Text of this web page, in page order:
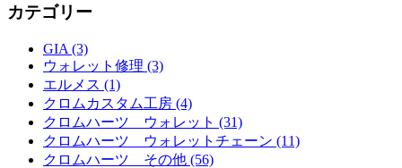
カテゴリー
GIA (3)
ウォレット修理 (3)
エルメス (1)
クロムカスタム工房 (4)
クロムハーツ ウォレット (31)
クロムハーツ ウォレットチェーン (11)
クロムハーツ その他 (56)